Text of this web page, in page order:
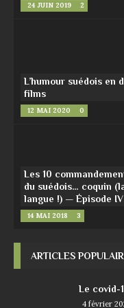
24 JUIN 2019 2
L’humour suédois en
films
12 MAI 2020 0
Les 10
du suédois… coquin
langue !) — Épisode IV
14 MAI 2018 3
ARTICLES
Le covid-
4 février